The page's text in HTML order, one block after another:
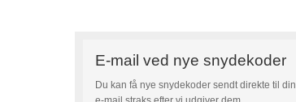
E-mail ved nye snydekoder
Du kan få nye snydekoder sendt direkte til din